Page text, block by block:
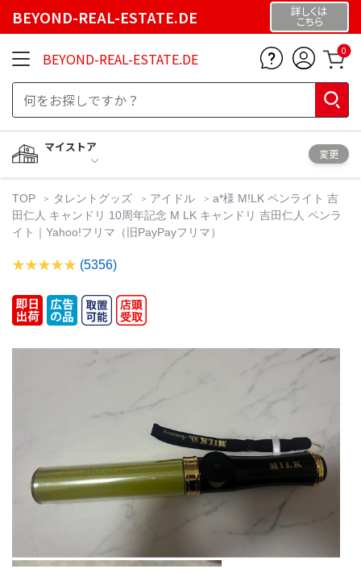
BEYOND-REAL-ESTATE.DE 詳しくは
こちら
BEYOND-REAL-ESTATE.DE 0
マイストア
変更
TOP タレントグッズ アイドル
a*様 M!LK ペンライト 吉
田仁人 キャンドリ 10周年記念 M LK キャンドリ 吉田仁人 ペンラ
イト｜Yahoo!フリマ（旧PayPayフリマ）
(5356)